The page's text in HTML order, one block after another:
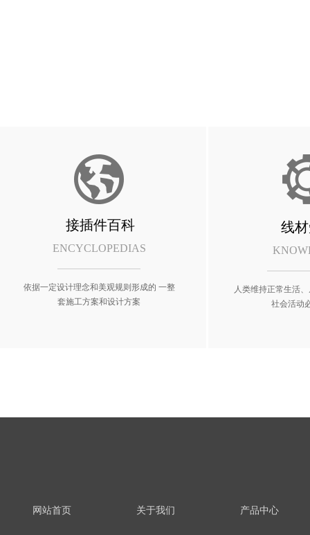
ENCYCLOPEDIAS
人类维持正常生活
社会活动
线
依据一定设计理念和美观规则形成的 一整
套施工方案和设计方案
接插件百科
网站首页 关于我们 产品中心